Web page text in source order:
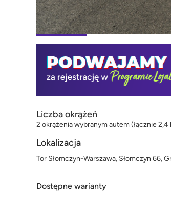
Liczba okrążeń
2 okrążenia wybranym autem (łącznie 2,4
Lokalizacja
Tor Słomczyn-Warszawa, Słomczyn 66,
Dostępne warianty